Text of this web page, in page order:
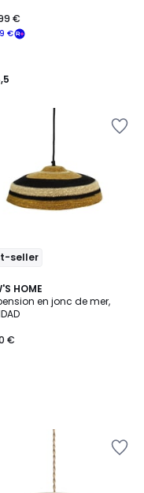
€
€
seller
HOME
en jonc de mer,
€